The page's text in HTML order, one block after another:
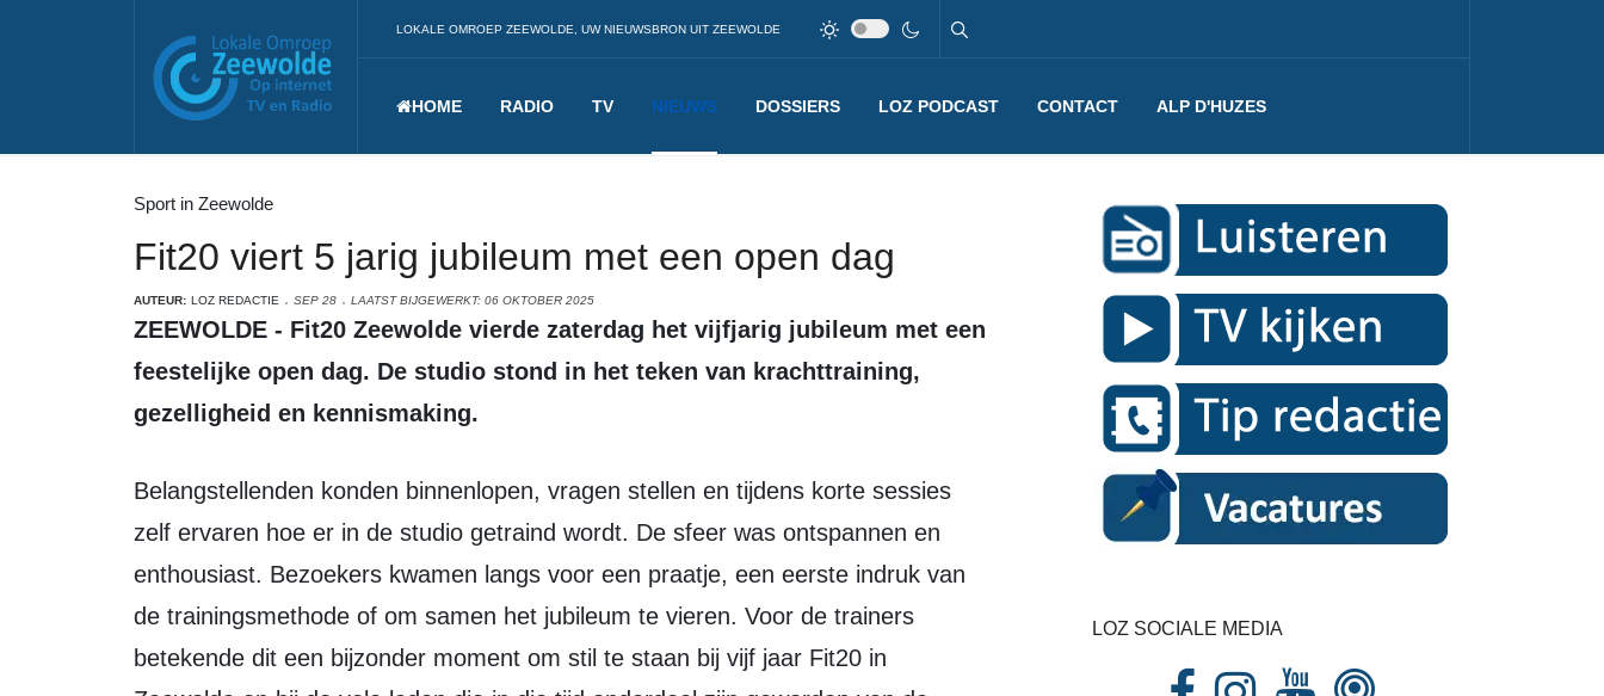
LOKALE OMROEP ZEEWOLDE, UW NIEUWSBRON UIT ZEEWOLDE
HOME RADIO TV NIEUWS DOSSIERS LOZ PODCAST CONTACT ALP D'HUZES
Sport in Zeewolde
Fit20 viert 5 jarig jubileum met een open dag
AUTEUR: LOZ REDACTIE SEP 28 LAATST BIJGEWERKT: 06 OKTOBER 2025
ZEEWOLDE - Fit20 Zeewolde vierde zaterdag het vijfjarig jubileum met een
feestelijke open dag. De studio stond in het teken van krachttraining,
gezelligheid en kennismaking.
Belangstellenden konden binnenlopen, vragen stellen en tijdens korte sessies
zelf ervaren hoe er in de studio getraind wordt. De sfeer was ontspannen en
enthousiast. Bezoekers kwamen langs voor een praatje, een eerste indruk van
de trainingsmethode of om samen het jubileum te vieren. Voor de trainers
betekende dit een bijzonder moment om stil te staan bij vijf jaar Fit20 in
LOZ SOCIALE MEDIA